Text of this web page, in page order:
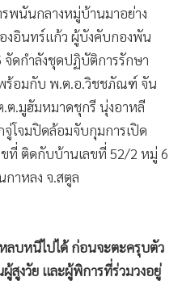
พนันกลางหมู่บ้านมาอย่าง
งอินทร์แก้ว ผู้บังคับกองพัน
ดกำลังชุดปฏิบัติการรักษา
พร้อมกับ พ.ต.อ.วิชชภัณฑ์ จัน
ต.มูฮัมหมาดชุกรี นุ่งอาหลี
โจมปิดล้อมจับกุมการเปิด
ที่ ติดกับบ้านเลขที่ 52/2 หมู่ 6
กาหลง จ.สตูล
หลบหนีไปได้ ก่อนจะตะครุบตัว
สูงวัย และผู้พิการที่ร่วมวงอยู่